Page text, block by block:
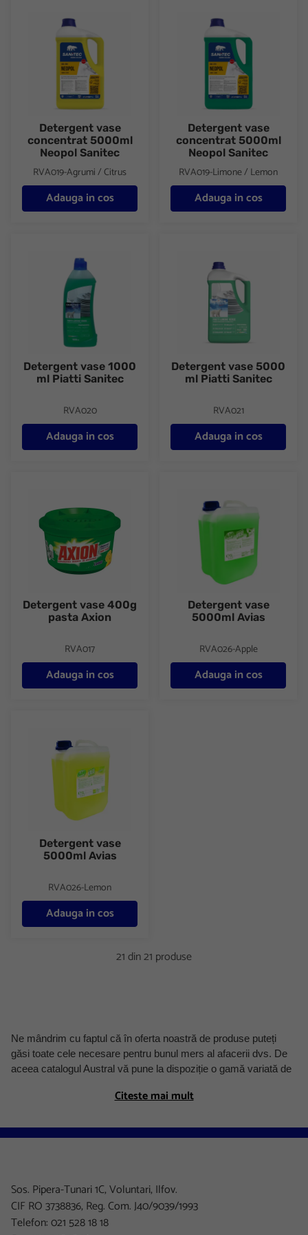
Detergent vase concentrat 5000ml Neopol Sanitec
Detergent vase
concentrat 5000ml
Neopol Sanitec
RVA019-Agrumi / Citrus
Adauga in cos
Detergent vase concentrat
Detergent vase
concentrat 5000ml
Neopol Sanitec
RVA019-Limone / Lemon
Adauga in cos
Detergent vase 1000
ml Piatti Sanitec
RVA020
Adauga in cos
Detergent vase 5000
ml Piatti Sanitec
RVA021
Adauga in cos
Detergent vase 400g
pasta Axion
RVA017
Adauga in cos
Detergent vase
5000ml Avias
RVA026-Apple
Adauga in cos
Detergent vase
5000ml Avias
RVA026-Lemon
Adauga in cos
21 din 21 produse
Ne mândrim cu faptul că în oferta noastră de produse puteți
găsi toate cele necesare pentru bunul mers al afacerii dvs. De
aceea catalogul Austral vă pune la dispoziție o gamă variată de
companiile care dispun de sală de mese sau bucătărie.
Pentru a fi siguri că și cei mai pretențioși dintre voi vor găsi
detergenți de vase sunt recunoscuți pentru puterea lor mare de
curățare, dizolvând grăsimile foarte ușor și eliminând în mod
eficient murdăria de pe vase. Detergenții de vase pe care i-am
Citeste mai mult
Sos. Pipera-Tunari 1C, Voluntari, Ilfov.
CIF RO 3738836, Reg. Com. J40/9039/1993
Telefon: 021 528 18 18